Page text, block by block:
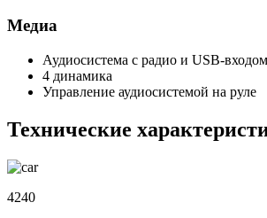
Медиа
Аудиосистема с радио и USB-входом
4 динамика
Управление аудиосистемой на руле
Технические
4240